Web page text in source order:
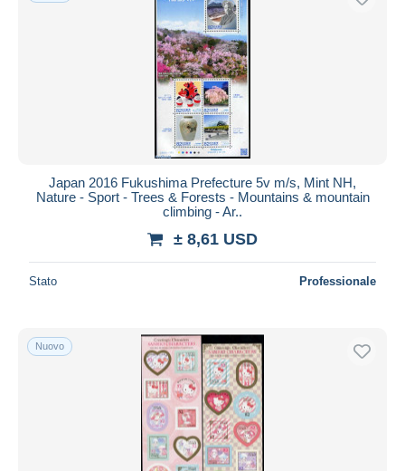
Japan 2016 Fukushima Prefecture 5v m/s, Mint NH,
Nature - Sport - Trees & Forests - Mountains & mountain
climbing - Ar..
± 8,61 USD
Stato Professionale
Nuovo